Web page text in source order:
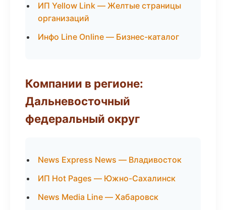
ИП Yellow Link — Желтые страницы
организаций
Инфо Line Online — Бизнес-каталог
Компании в регионе:
Дальневосточный
федеральный округ
News Express News — Владивосток
ИП Hot Pages — Южно-Сахалинск
News Media Line — Хабаровск